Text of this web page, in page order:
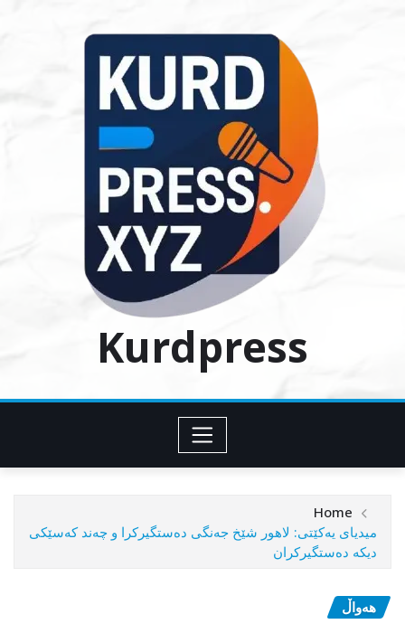
Kurdpress
Home
میدیای یەکێتی: لاهور شێخ جەنگی دەستگیرکرا و چەند کەسێکی
دیکە دەستگیرکران
هەواڵ